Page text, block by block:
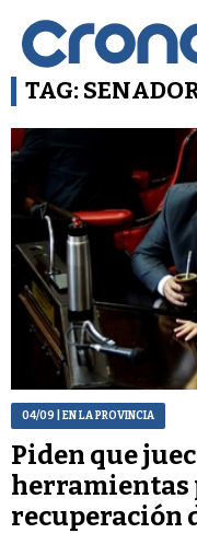
TAG:
04/09 | EN LA PROVINCIA
Piden que
herramientas
recuperación